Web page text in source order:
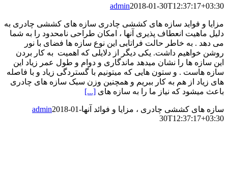
admin2018-01-30T12:37:17+03:30
مزایا و فواید سازه های کششی چادری سازه های کششی چادری به
دلیل ماهیت انعطاف پذیری آنها ، امکان طراحی نامحدود را به شما
می دهد . به خاطر حالت فراتابی این نوع سازه ها فضای با نور
روشن خواهیم داشت. یکی دیگر از دلایلی که اهمیت به کار بردن
این سازه ها را نشان میدهد ماندگاری و دوام و طول عمر زیاد این
سازه هاست . و ستون هایی که میتونیم با گستردگی زیاد و با فاصله
های زیاد از هم به کار ببریم و همچنین وزن سبک سازه های چادری
باعث میشود که نیاز ما را به سازه های [...]
سازه های کششی چادری ، مزایا و فوائد آنها admin2018-01-
30T12:37:17+03:30